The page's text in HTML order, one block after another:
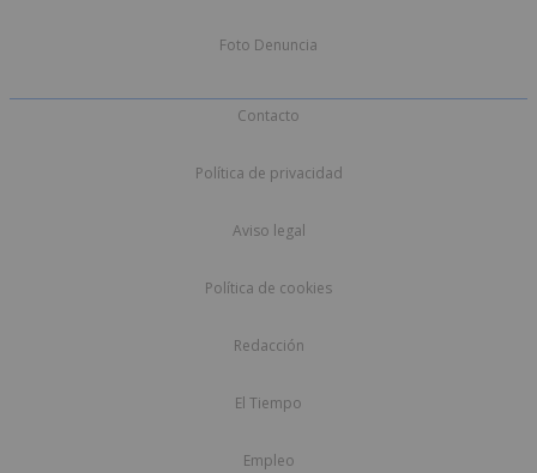
Foto Denuncia
Contacto
Política de privacidad
Aviso legal
Política de cookies
Redacción
El Tiempo
Empleo